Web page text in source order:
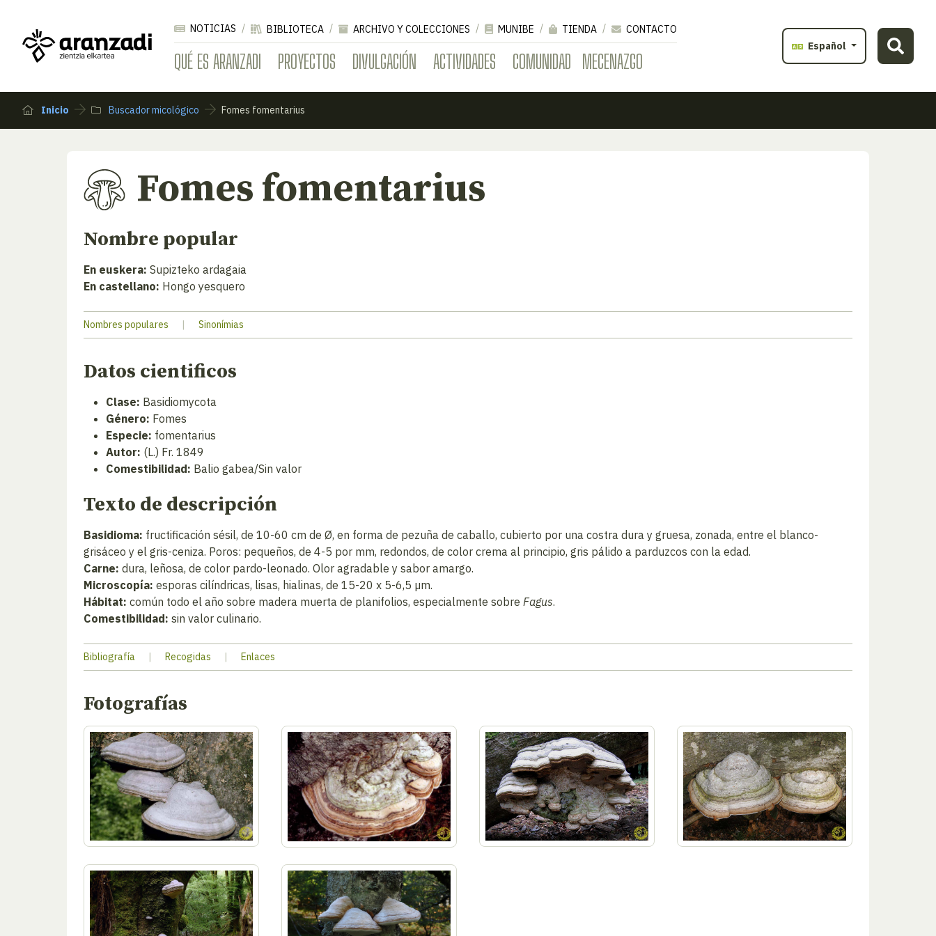
QUÉ ES ARANZADI PROYECTOS DIVULGACIÓN ACTIVIDADES COMUNIDAD MECENAZGO
NOTICIAS BIBLIOTECA ARCHIVO Y COLECCIONES MUNIBE TIENDA
CONTACTO
Español
Inicio Buscador micológico Fomes fomentarius
Fomes fomentarius
Nombre popular
En euskera: Supizteko ardagaia
En castellano: Hongo yesquero
Nombres populares | Sinonímias
Datos cientificos
Clase: Basidiomycota
Género: Fomes
Especie: fomentarius
Autor: (L.) Fr. 1849
Comestibilidad: Balio gabea/Sin valor
Texto de descripción
Basidioma: fructificación sésil, de 10-60 cm de Ø, en forma de pezuña de caballo, cubierto por una costra dura y gruesa, zonada, entre el blanco-
grisáceo y el gris-ceniza. Poros: pequeños, de 4-5 por mm, redondos, de color crema al principio, gris pálido a parduzcos con la edad.
Carne: dura, leñosa, de color pardo-leonado. Olor agradable y sabor amargo.
Microscopía: esporas cilíndricas, lisas, hialinas, de 15-20 x 5-6,5 µm.
Hábitat: común todo el año sobre madera muerta de planifolios, especialmente sobre Fagus.
Comestibilidad: sin valor culinario.
Bibliografía | Recogidas | Enlaces
Fotografías